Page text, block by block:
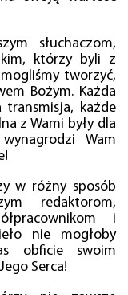
słuchaczom,
którzy byli z
tworzyć,
Bożym. Każda
transmisja, każde
z Wami były dla
Wam
w różny sposób
redaktorom,
i
nie mogłoby
obficie swoim
Serca!